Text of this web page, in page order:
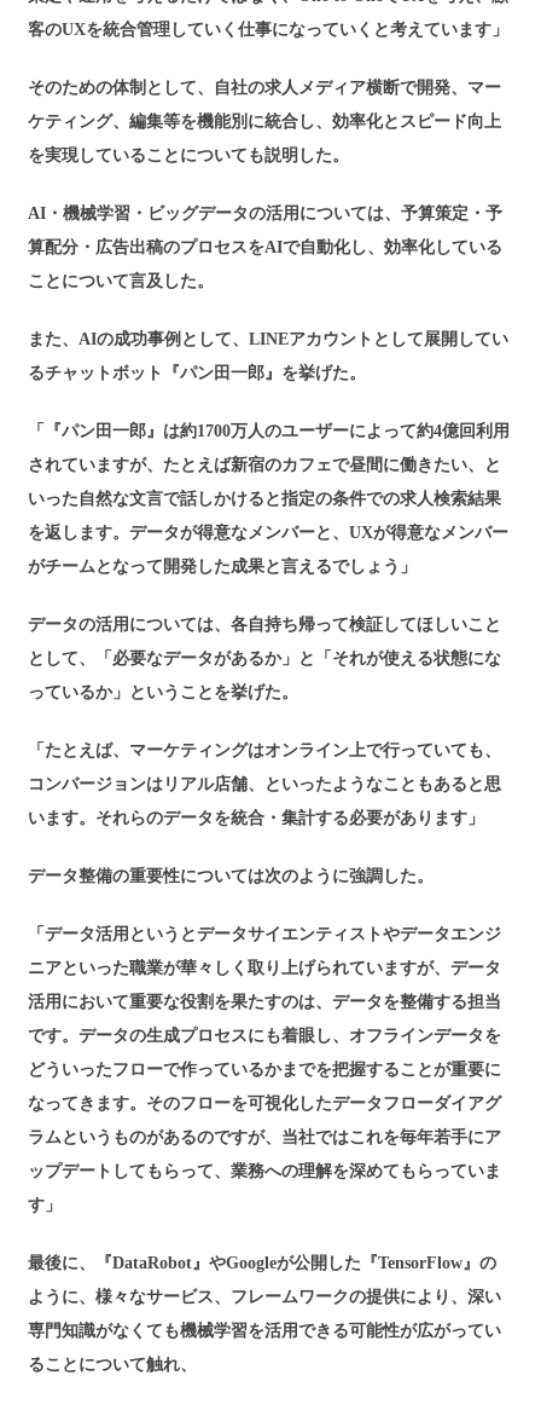
客のUXを統合管理していく仕事になっていくと考えています」
そのための体制として、自社の求人メディア横断で開発、マー
ケティング、編集等を機能別に統合し、効率化とスピード向上
を実現していることについても説明した。
AI・機械学習・ビッグデータの活用については、予算策定・予
算配分・広告出稿のプロセスをAIで自動化し、効率化している
ことについて言及した。
また、AIの成功事例として、LINEアカウントとして展開してい
るチャットボット『パン田一郎』を挙げた。
「『パン田一郎』は約1700万人のユーザーによって約4億回利用
されていますが、たとえば新宿のカフェで昼間に働きたい、と
いった自然な文言で話しかけると指定の条件での求人検索結果
を返します。データが得意なメンバーと、UXが得意なメンバー
がチームとなって開発した成果と言えるでしょう」
データの活用については、各自持ち帰って検証してほしいこと
として、「必要なデータがあるか」と「それが使える状態にな
っているか」ということを挙げた。
「たとえば、マーケティングはオンライン上で行っていても、
コンバージョンはリアル店舗、といったようなこともあると思
います。それらのデータを統合・集計する必要があります」
データ整備の重要性については次のように強調した。
「データ活用というとデータサイエンティストやデータエンジ
ニアといった職業が華々しく取り上げられていますが、データ
活用において重要な役割を果たすのは、データを整備する担当
です。データの生成プロセスにも着眼し、オフラインデータを
どういったフローで作っているかまでを把握することが重要に
なってきます。そのフローを可視化したデータフローダイアグ
ラムというものがあるのですが、当社ではこれを毎年若手にア
ップデートしてもらって、業務への理解を深めてもらっていま
す」
最後に、『DataRobot』やGoogleが公開した『TensorFlow』の
ように、様々なサービス、フレームワークの提供により、深い
専門知識がなくても機械学習を活用できる可能性が広がってい
ることについて触れ、